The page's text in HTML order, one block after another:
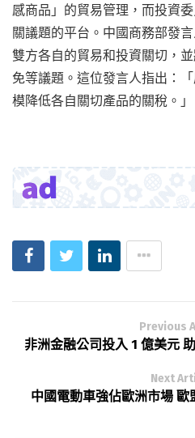
感商品」的貿易管理，而投資
關議題的平台。中國商務部發
雙方各自的貿易和投資關切，
免等議題。這位發言人指出：
模降低各自關切產品的關稅。」
Previous
非洲金融公司投入 1 億美元
Next
中國電動車強佔歐洲市場